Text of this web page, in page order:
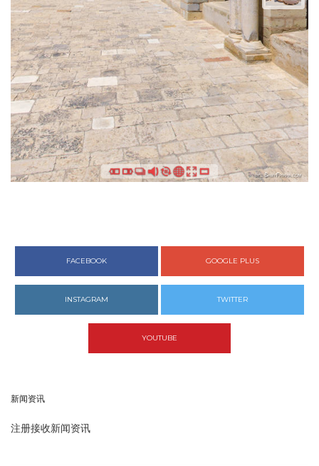
FACEBOOK GOOGLE PLUS
INSTAGRAM TWITTER
YOUTUBE
新闻资讯
注册接收新闻资讯